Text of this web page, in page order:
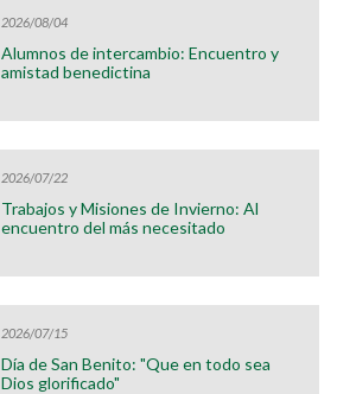
2026/08/04
Alumnos de intercambio: Encuentro y
amistad benedictina
2026/07/22
Trabajos y Misiones de Invierno: Al
encuentro del más necesitado
2026/07/15
Día de San Benito: "Que en todo sea
Dios glorificado"